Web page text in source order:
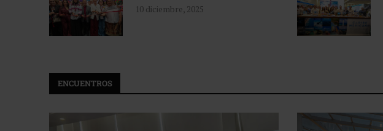
10 diciembre, 2025
ENCUENTROS